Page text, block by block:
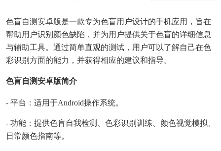
色盲自测安卓版是一款专为色盲用户设计的手机应用，旨在
帮助用户识别颜色缺陷，并为用户提供关于色盲的详细信息
与辅助工具。通过简单直观的测试，用户可以了解自己在色
彩识别方面的能力，并获得相应的建议和指导。
色盲自测安卓版简介
- 平台：适用于Android操作系统。
- 功能：提供色盲自我检测、色彩识别训练、颜色视觉模拟、
日常颜色指南等。